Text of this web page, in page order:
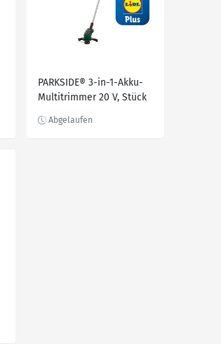
PARKSIDE® 3-in-1-Akku-
Multitrimmer 20 V, Stück